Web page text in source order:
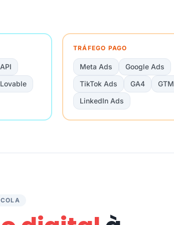
Lovable
TRÁFEGO PAGO
Meta Ads
Google Ads
TikTok Ads
GA4
GTM
LinkedIn Ads